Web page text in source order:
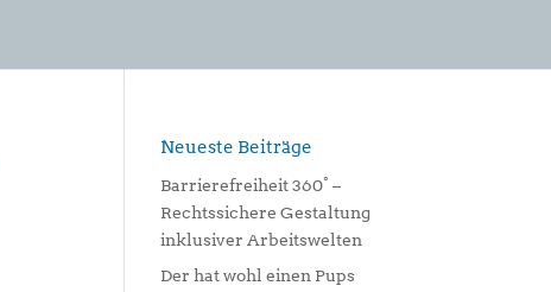
Neueste Beiträge
Barrierefreiheit 360° –
Rechtssichere Gestaltung
inklusiver Arbeitswelten
Der hat wohl einen Pups